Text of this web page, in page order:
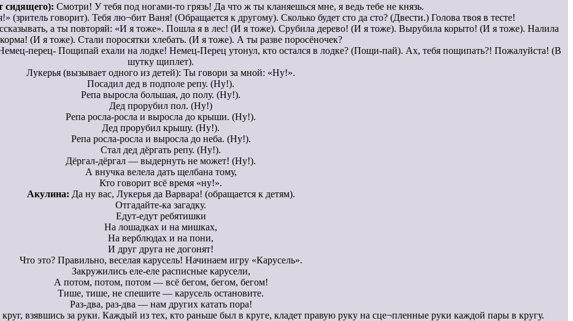
сидящего): Смотри! У тебя под ногами-то грязь! Да что ж ты кланяешься мне, я ведь тебе не князь.
(зритель говорит). Тебя лю¬бит Ваня! (Обращается к другому). Сколько будет сто да сто? (Двести.) Голова твоя в тесте!
а ты повторяй: «И я тоже». Пошла я в лес! (И я тоже). Срубила дерево! (И я тоже). Вырубила корыто! (И я тоже). Налила
(И я тоже). Стали поросятки хлебать. (И я тоже). А ты разве поросёночек?
Немец-перец- Пощипай ехали на лодке! Немец-Перец утонул, кто остался в лодке? (Пощи-пай). Ах, тебя пощипать?! Пожалуйста! (В
шутку щиплет).
Лукерья (вызывает одного из детей): Ты говори за мной: «Ну!».
Посадил дед в подполе репу. (Ну!).
Репа выросла большая, до полу. (Ну!).
Дед прорубил пол. (Ну!)
Репа росла-росла и выросла до крыши. (Ну!).
Дед прорубил крышу. (Ну!).
Репа росла-росла и выросла до неба. (Ну!).
Стал дед дёргать репу. (Ну!).
Дёргал-дёргал — выдернуть не может! (Ну!).
А внучка велела дать щелбана тому,
Кто говорит всё время «ну!».
Акулина: Да ну вас, Лукерья да Варвара! (обращается к детям).
Отгадайте-ка загадку.
Едут-едут ребятишки
На лошадках и на мишках,
На верблюдах и на пони,
И друг друга не догонят!
Что это? Правильно, веселая карусель! Начинаем игру «Карусель».
Закружились еле-еле расписные карусели,
А потом, потом, потом — всё бегом, бегом, бегом!
Тише, тише, не спешите — карусель остановите.
Раз-два, раз-два — нам других катать пора!
взявшись за руки. Каждый из тех, кто раньше был в круге, кладет правую руку на сце¬пленные руки каждой пары в кругу.